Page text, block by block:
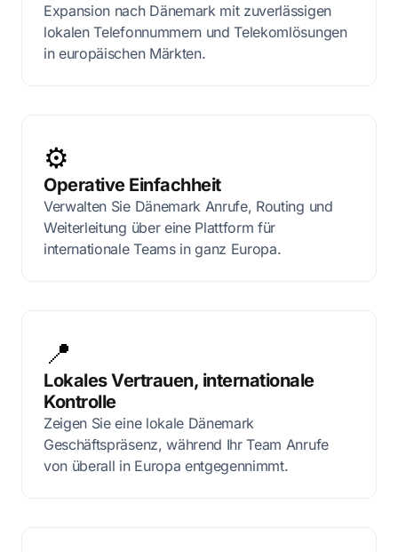
Expansion nach Dänemark mit zuverlässigen
lokalen Telefonnummern und Telekomlösungen
in europäischen Märkten.
⚙️
Operative Einfachheit
Verwalten Sie Dänemark Anrufe, Routing und
Weiterleitung über eine Plattform für
internationale Teams in ganz Europa.
📍
Lokales Vertrauen, internationale
Kontrolle
Zeigen Sie eine lokale Dänemark
Geschäftspräsenz, während Ihr Team Anrufe
von überall in Europa entgegennimmt.